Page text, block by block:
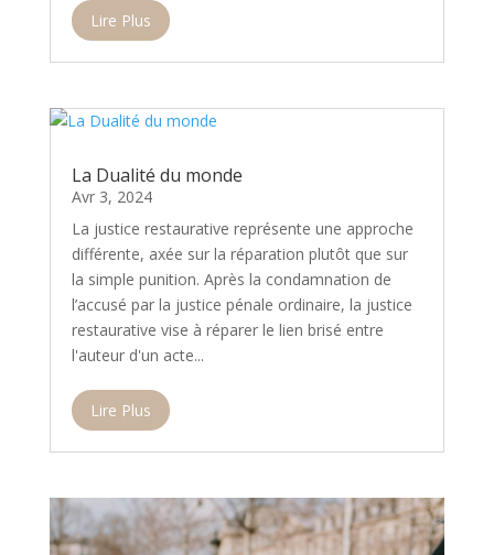
Lire Plus
La Dualité du monde
Avr 3, 2024
La justice restaurative représente une approche
différente, axée sur la réparation plutôt que sur
la simple punition. Après la condamnation de
l’accusé par la justice pénale ordinaire, la justice
restaurative vise à réparer le lien brisé entre
l'auteur d'un acte...
Lire Plus